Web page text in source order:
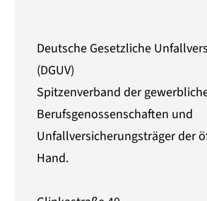
Deutsche Gesetzliche
(DGUV)
Spitzenverband der
Berufsgenossenschaften und
Unfallversicherungsträger der
Hand.